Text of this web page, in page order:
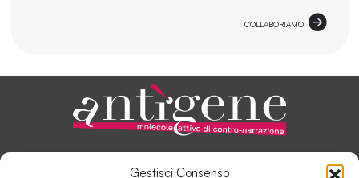
Gestisci Consenso
COLLABORIAMO
ANTÌGENE, IN PILLOLE